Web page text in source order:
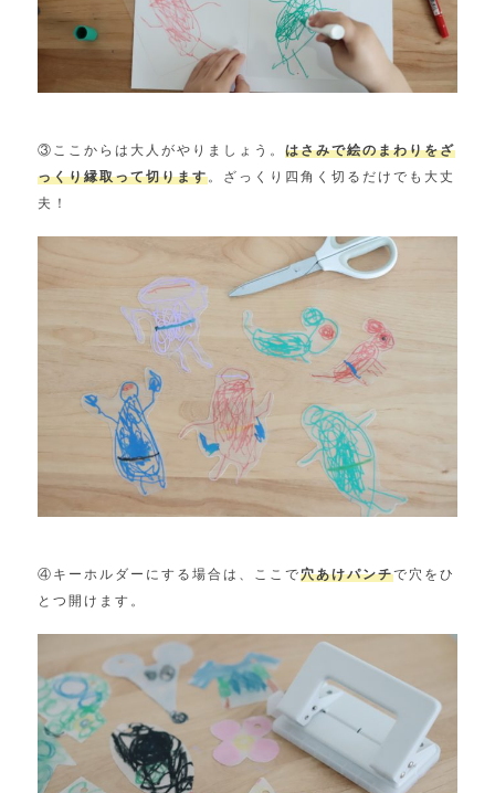
③ここからは大人がやりましょう。 はさみで絵のまわりをざ
っくり縁取って切ります。ざっくり四角く切るだけでも大丈
夫！
④キーホルダーにする場合は、ここで穴あけパンチで穴をひ
とつ開けます。